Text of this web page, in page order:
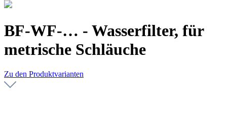
BF-WF-… - Wasserfilter, für
metrische Schläuche
Zu den Produktvarianten